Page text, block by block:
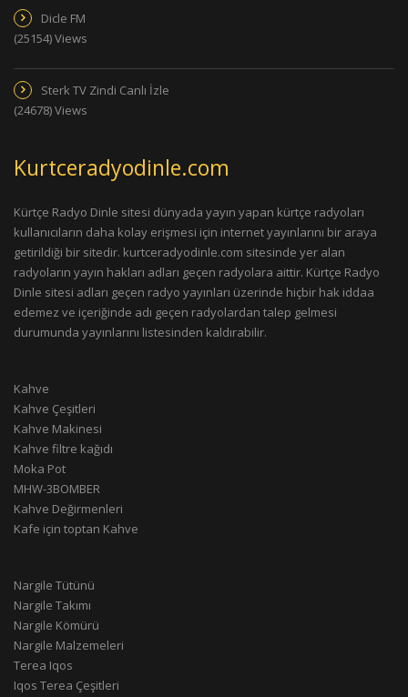
Dicle FM
(25154) Views
Sterk TV Zindi Canlı İzle
(24678) Views
Kurtceradyodinle.com
Kürtçe Radyo Dinle sitesi dünyada yayın yapan kürtçe radyoları
kullanıcıların daha kolay erişmesi için internet yayınlarını bir araya
getirildiği bir sitedir. kurtceradyodinle.com sitesinde yer alan
radyoların yayın hakları adları geçen radyolara aittir. Kürtçe Radyo
Dinle sitesi adları geçen radyo yayınları üzerinde hiçbir hak iddaa
edemez ve içeriğinde adı geçen radyolardan talep gelmesi
durumunda yayınlarını listesinden kaldırabilir.
Kahve
Kahve Çeşitleri
Kahve Makinesi
Kahve filtre kağıdı
Moka Pot
MHW-3BOMBER
Kahve Değirmenleri
Kafe için toptan Kahve
Nargile Tütünü
Nargile Takımı
Nargile Kömürü
Nargile Malzemeleri
Terea Iqos
Iqos Terea Çeşitleri